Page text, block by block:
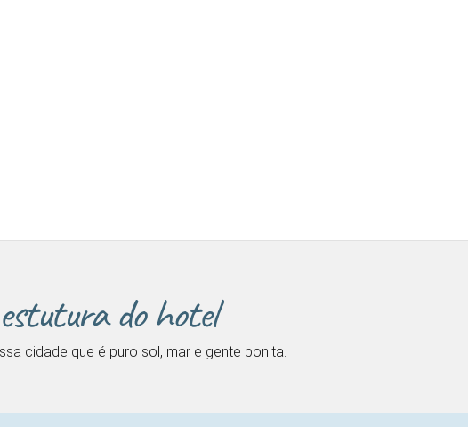
do hotel
cidade que é puro sol, mar e gente bonita.